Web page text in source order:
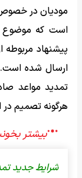
مودیان در خصوص
است که موضوع
ارسال شده است.
تمدید مواعد
هرگونه تصمیم در
شرایط جدید